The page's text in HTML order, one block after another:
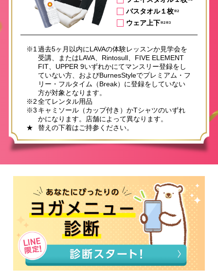
バスタオル１枚※2
ウェア上下※2※3
※1過去5ヶ月以内にLAVAの体験レッスンか見学会を
受講、またはLAVA、Rintosull、FIVE ELEMENT
FIT、UPPER 9いずれかにてマンスリー登録をし
ていない方、およびBurnesStyleでプレミアム・フ
リー・フルタイム（Break）に登録をしていない
方が対象となります。
※2全てレンタル用品
※3 キャミソール（カップ付き）かTシャツのいずれ
かになります。店舗によって異なります。
★
替えの下着はご持参ください。